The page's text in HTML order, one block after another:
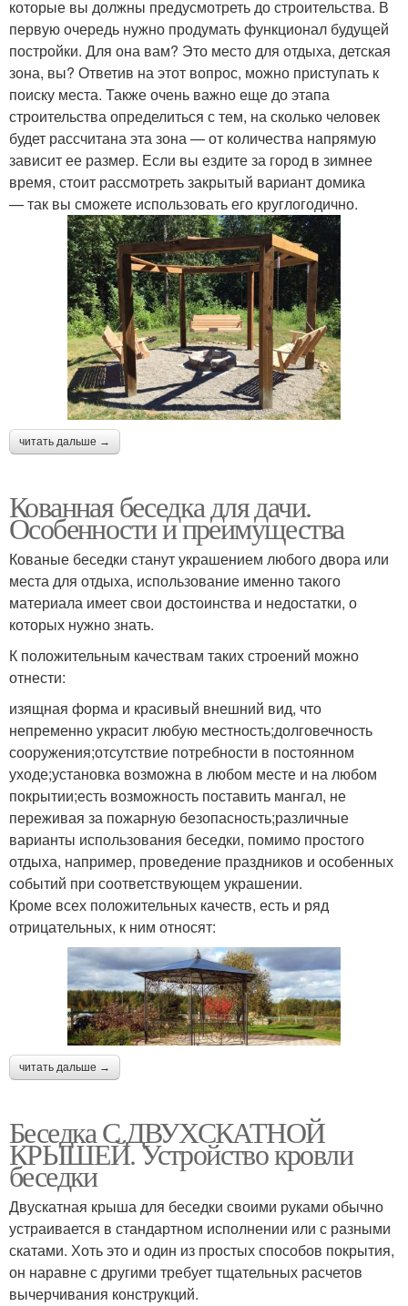
которые вы должны предусмотреть до строительства. В
первую очередь нужно продумать функционал будущей
постройки. Для она вам? Это место для отдыха, детская
зона, вы? Ответив на этот вопрос, можно приступать к
поиску места. Также очень важно еще до этапа
строительства определиться с тем, на сколько человек
будет рассчитана эта зона — от количества напрямую
зависит ее размер. Если вы ездите за город в зимнее
время, стоит рассмотреть закрытый вариант домика
— так вы сможете использовать его круглогодично.
читать дальше →
Кованная беседка для дачи.
Особенности и преимущества
Кованые беседки станут украшением любого двора или
места для отдыха, использование именно такого
материала имеет свои достоинства и недостатки, о
которых нужно знать.
К положительным качествам таких строений можно
отнести:
изящная форма и красивый внешний вид, что
непременно украсит любую местность;долговечность
сооружения;отсутствие потребности в постоянном
уходе;установка возможна в любом месте и на любом
покрытии;есть возможность поставить мангал, не
переживая за пожарную безопасность;различные
варианты использования беседки, помимо простого
отдыха, например, проведение праздников и особенных
событий при соответствующем украшении.
Кроме всех положительных качеств, есть и ряд
отрицательных, к ним относят:
читать дальше →
Беседка С ДВУХСКАТНОЙ
КРЫШЕЙ. Устройство кровли
беседки
Двускатная крыша для беседки своими руками обычно
устраивается в стандартном исполнении или с разными
скатами. Хоть это и один из простых способов покрытия,
он наравне с другими требует тщательных расчетов
вычерчивания конструкций.